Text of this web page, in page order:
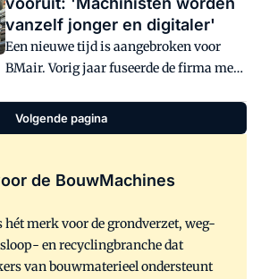
stap in cabinefiltratie voor de
bouwsector.
vanzelf jonger en digitaler'
Een nieuwe tijd is aangebroken voor
BMair. Vorig jaar fuseerde de firma met
Amberg. Een Brabantse marktleider. In
Raamsdonkveer voelt men de
meebrengt
Volgende pagina
de BouwMachines
merk voor de grondverzet, weg-
en recyclingbranche dat
van bouwmaterieel ondersteunt